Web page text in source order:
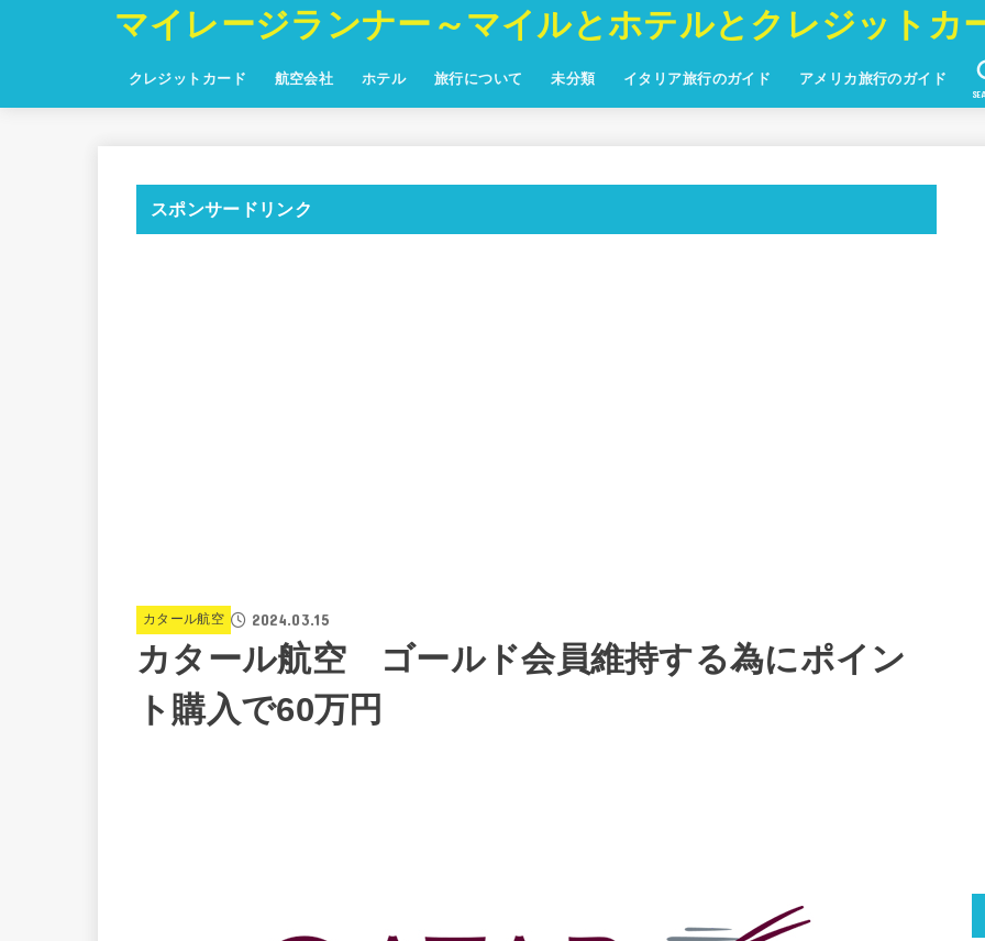
マイレージランナー～マイルとホテルとクレジットカ
クレジットカード 航空会社 ホテル 旅行について 未分類 イタリア旅行のガイド アメリカ旅行のガイド
スポンサードリンク
カタール航空 2024.03.15
カタール航空 ゴールド会員維持する為にポイン
ト購入で60万円